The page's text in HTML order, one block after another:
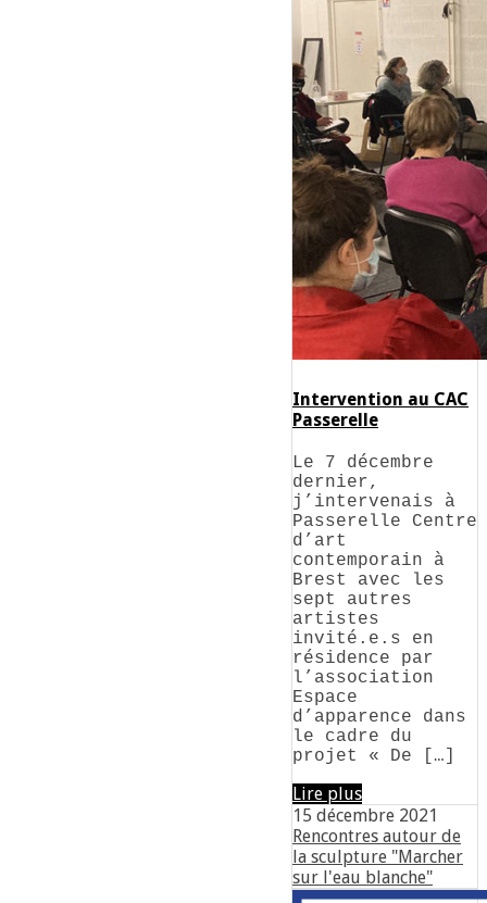
Intervention au CAC
Passerelle
Le 7 décembre
dernier,
j’intervenais à
Passerelle Centre
d’art
contemporain à
Brest avec les
sept autres
artistes
invité.e.s en
résidence par
l’association
Espace
d’apparence dans
le cadre du
projet « De […]
Lire plus
15 décembre 2021
Rencontres autour de
la sculpture "Marcher
sur l'eau blanche"